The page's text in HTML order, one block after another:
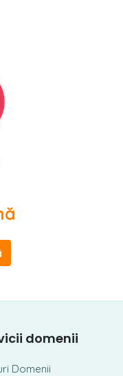
domenii
Domenii